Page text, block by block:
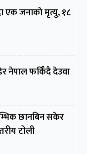
एक जनाकाे मृत्यु, १८
फर्किँदै देउवा
छानबिन सकेर
टोली